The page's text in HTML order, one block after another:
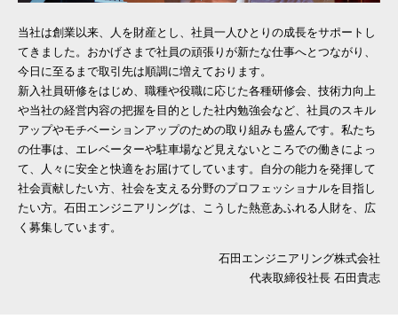
当社は創業以来、人を財産とし、社員一人ひとりの成長をサポートし
てきました。おかげさまで社員の頑張りが新たな仕事へとつながり、
今日に至るまで取引先は順調に増えております。
新入社員研修をはじめ、職種や役職に応じた各種研修会、技術力向上
や当社の経営内容の把握を目的とした社内勉強会など、社員のスキル
アップやモチベーションアップのための取り組みも盛んです。私たち
の仕事は、エレベーターや駐車場など見えないところでの働きによっ
て、人々に安全と快適をお届けてしています。自分の能力を発揮して
社会貢献したい方、社会を支える分野のプロフェッショナルを目指し
たい方。石田エンジニアリングは、こうした熱意あふれる人財を、広
く募集しています。
石田エンジニアリング株式会社
代表取締役社長 石田貴志